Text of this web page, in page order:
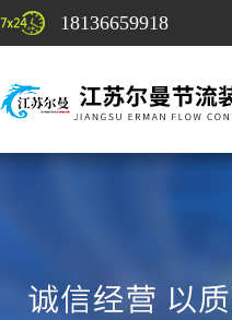
18136659918